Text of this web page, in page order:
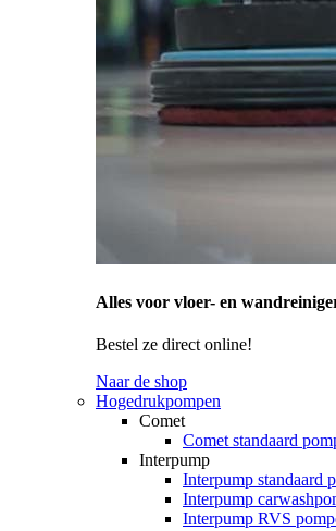
Alles voor vloer- en
Bestel ze direct online!
Naar de shop
Hogedrukpompen
Comet
Comet standaard
Interpump
Interpump standaard
Interpump
Interpump RVS